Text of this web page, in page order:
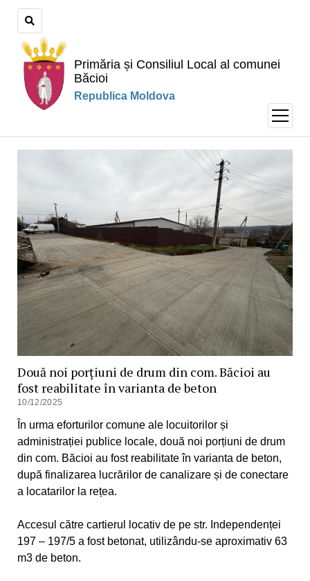
Primăria și Consiliul Local al comunei
Băcioi
Republica Moldova
open
menu
Două noi porțiuni de drum din com. Băcioi au
fost reabilitate în varianta de beton
10/12/2025
În urma eforturilor comune ale locuitorilor și
administrației publice locale, două noi porțiuni de drum
din com. Băcioi au fost reabilitate în varianta de beton,
după finalizarea lucrărilor de canalizare și de conectare
a locatarilor la rețea.
Accesul către cartierul locativ de pe str. Independenței
197 – 197/5 a fost betonat, utilizându-se aproximativ 63
m3 de beton.